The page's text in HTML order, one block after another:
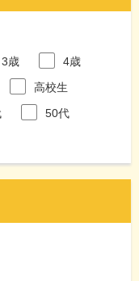
3歳
4歳
高校生
50代